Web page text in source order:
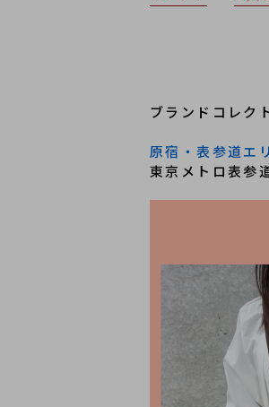
ブランドコレク
原宿・表参道エ
東京メトロ表参